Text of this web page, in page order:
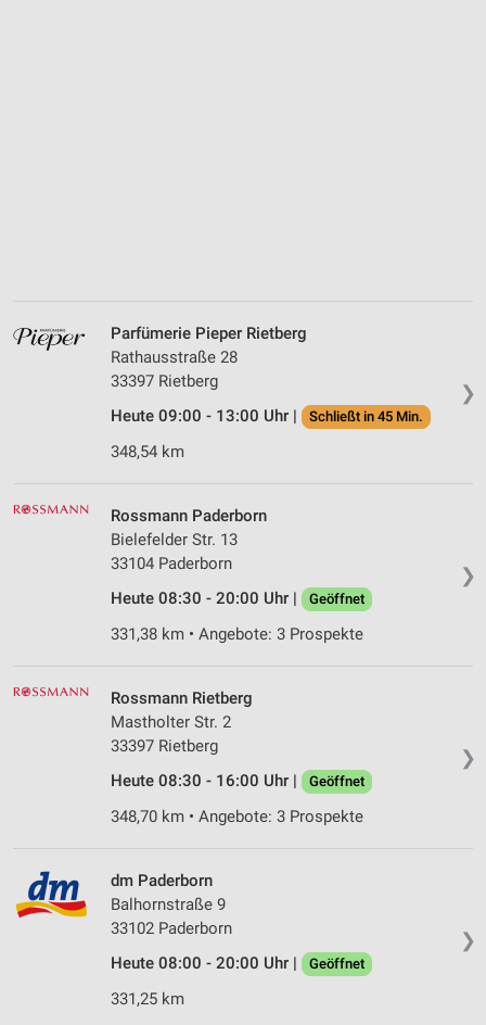
❯
Parfümerie Pieper Rietberg
Rathausstraße 28
33397 Rietberg
Heute 09:00 - 13:00 Uhr |
Schließt in 45 Min.
348,54 km
❯
Rossmann Paderborn
Bielefelder Str. 13
33104 Paderborn
Heute 08:30 - 20:00 Uhr |
Geöffnet
331,38 km • Angebote: 3 Prospekte
❯
Rossmann Rietberg
Mastholter Str. 2
33397 Rietberg
Heute 08:30 - 16:00 Uhr |
Geöffnet
348,70 km • Angebote: 3 Prospekte
❯
dm Paderborn
Balhornstraße 9
33102 Paderborn
Heute 08:00 - 20:00 Uhr |
Geöffnet
331,25 km